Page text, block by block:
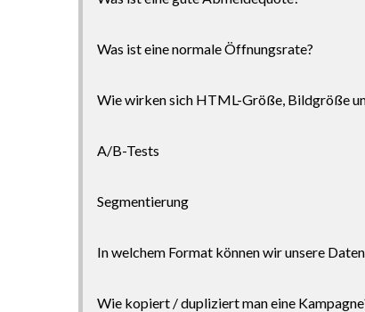
Was ist eine normale Öffnungsrate?
Wie wirken sich HTML-Größe, Bildgröße
A/B-Tests
Segmentierung
In welchem Format können wir unsere
Wie kopiert / dupliziert man eine